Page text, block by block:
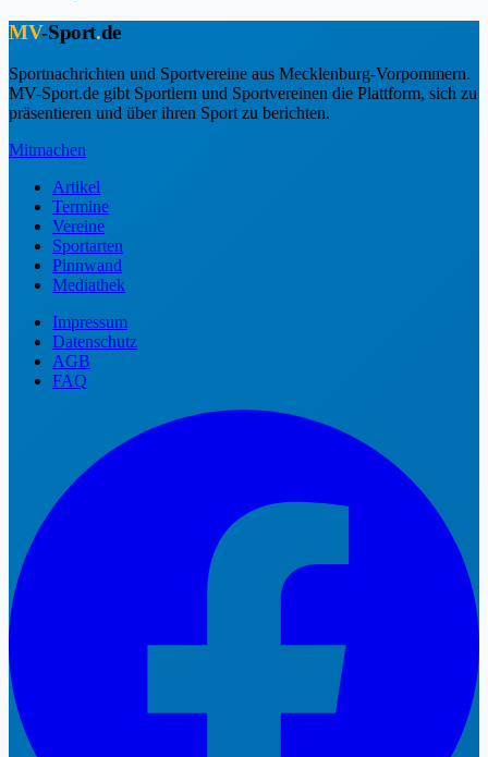
MV-Sport.de
Sportnachrichten und Sportvereine aus Mecklenburg-Vorpommern.
MV-Sport.de gibt Sportlern und Sportvereinen die Plattform, sich zu
präsentieren und über ihren Sport zu berichten.
Mitmachen
Artikel
Termine
Vereine
Sportarten
Pinnwand
Mediathek
Impressum
Datenschutz
AGB
FAQ